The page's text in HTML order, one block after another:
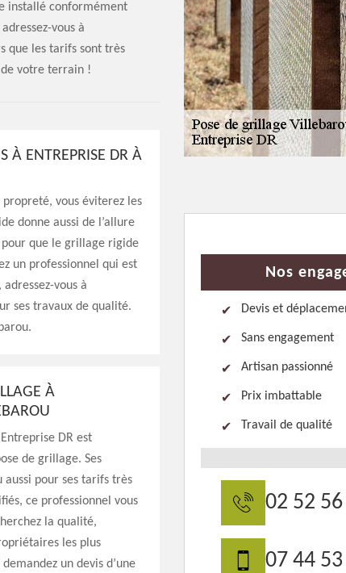
installé conformément
vous à
que les tarifs sont très
votre terrain !
À ENTREPRISE DR À
vous éviterez les
donne aussi de l’allure
que le grillage rigide
un professionnel qui est
vous à
ses travaux de qualité.
À
DR est
de grillage. Ses
aussi pour ses tarifs très
ce professionnel vous
la qualité,
les plus
un devis d’une
Nos
Devis et
Sans engagement
Artisan passionné
Prix imbattable
Travail de qualité
02 52
07 44